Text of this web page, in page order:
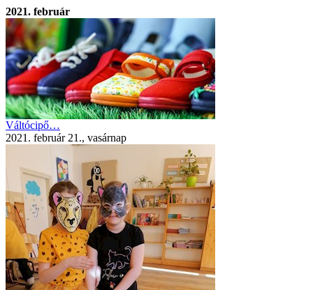
2021. február
Váltócipő…
2021. február 21., vasárnap